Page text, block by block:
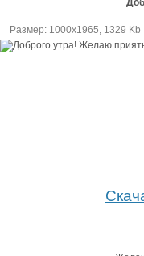
Размер: 1000х1965, 1329 Kb